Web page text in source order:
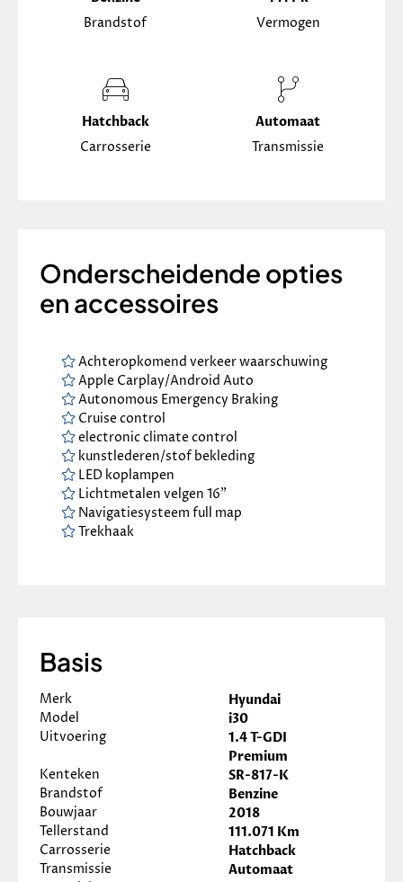
Brandstof Vermogen
Hatchback
Carrosserie
Automaat
Transmissie
Onderscheidende opties
en accessoires
Achteropkomend verkeer waarschuwing
Apple Carplay/Android Auto
Autonomous Emergency Braking
Cruise control
electronic climate control
kunstlederen/stof bekleding
LED koplampen
Lichtmetalen velgen 16"
Navigatiesysteem full map
Trekhaak
Basis
Merk Hyundai
Model i30
Uitvoering
1.4 T-GDI
Premium
Kenteken SR-817-K
Brandstof Benzine
Bouwjaar 2018
Tellerstand 111.071 Km
Carrosserie Hatchback
Transmissie Automaat